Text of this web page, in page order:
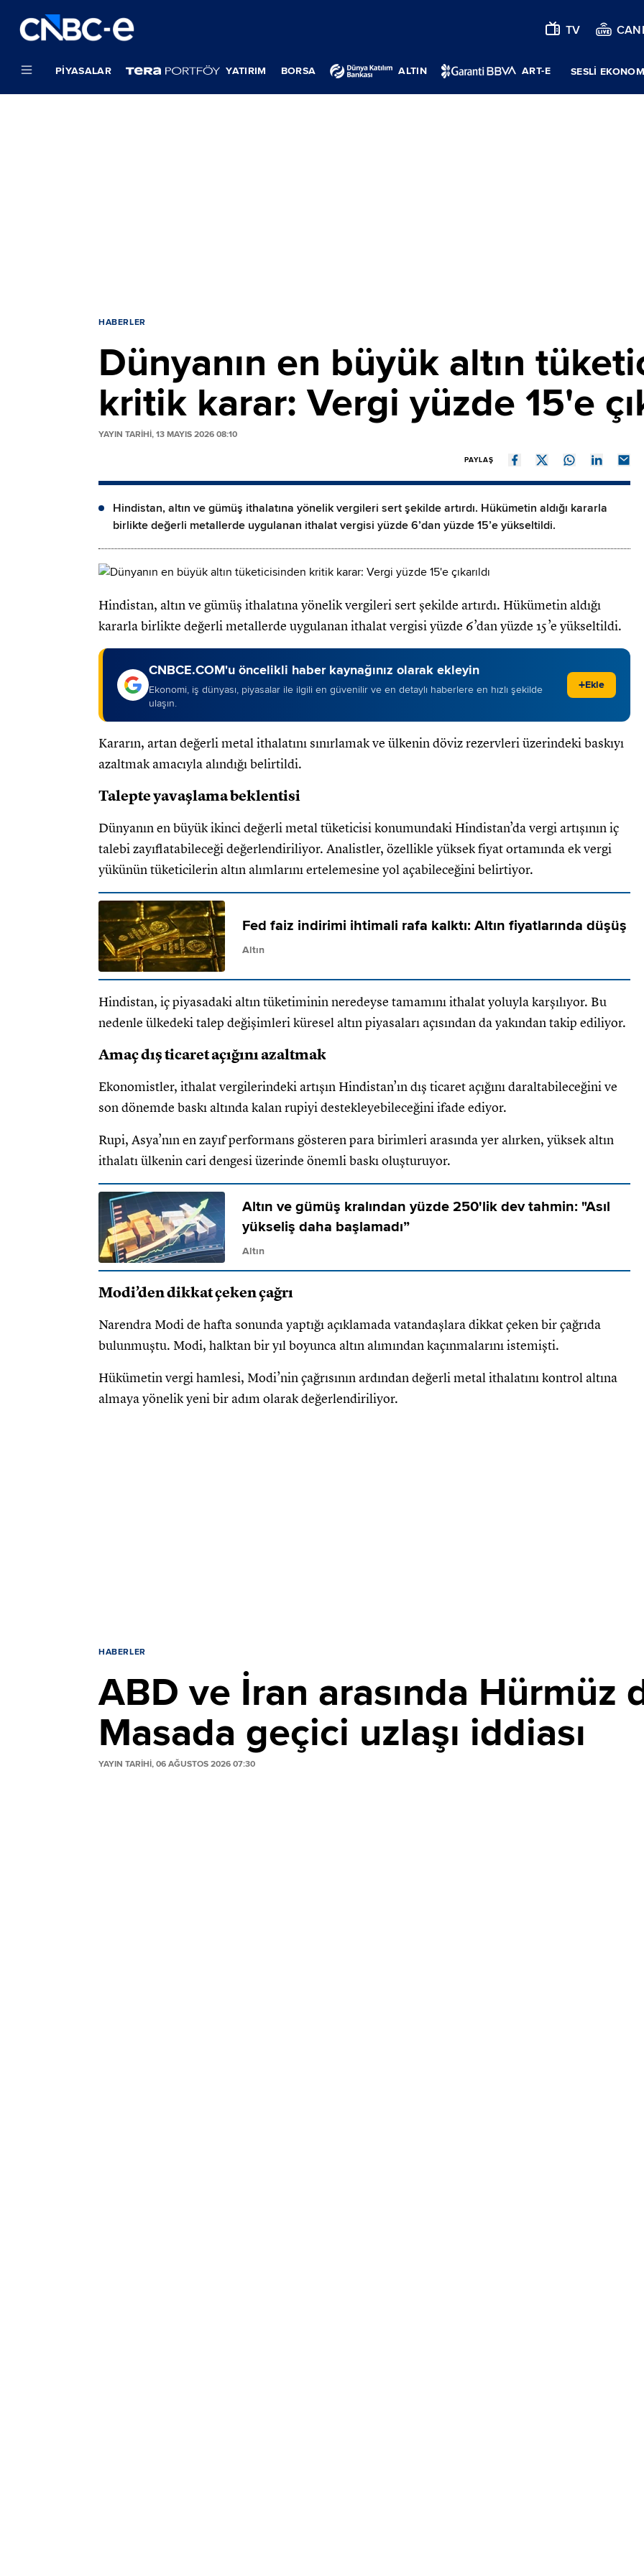
TV
PIYASALAR YATIRIM BORSA ALTIN ART-E SESLİ
HABERLER
Dünyanın en büyük altın
kritik karar: Vergi yüzde 15'e
YAYIN TARİHİ, 13 MAYIS 2026 08:10
PAYLAŞ
Hindistan, altın ve gümüş ithalatına yönelik vergileri sert şekilde artırdı. Hükümetin aldığı kararla
birlikte değerli metallerde uygulanan ithalat vergisi yüzde 6’dan yüzde 15’e yükseltildi.
Hindistan, altın ve gümüş ithalatına yönelik vergileri sert şekilde artırdı. Hükümetin aldığı
kararla birlikte değerli metallerde uygulanan ithalat vergisi yüzde 6’dan yüzde 15’e yükseltildi.
CNBCE.COM'u öncelikli haber kaynağınız olarak ekleyin
Ekonomi, iş dünyası, piyasalar ile ilgili en güvenilir ve en detaylı haberlere en hızlı şekilde
ulaşın.
+Ekle
Kararın, artan değerli metal ithalatını sınırlamak ve ülkenin döviz rezervleri üzerindeki baskıyı
azaltmak amacıyla alındığı belirtildi.
Talepte yavaşlama beklentisi
Dünyanın en büyük ikinci değerli metal tüketicisi konumundaki Hindistan’da vergi artışının iç
talebi zayıflatabileceği değerlendiriliyor. Analistler, özellikle yüksek fiyat ortamında ek vergi
yükünün tüketicilerin altın alımlarını ertelemesine yol açabileceğini belirtiyor.
Fed faiz indirimi ihtimali rafa kalktı: Altın fiyatlarında düşüş
Altın
Hindistan, iç piyasadaki altın tüketiminin neredeyse tamamını ithalat yoluyla karşılıyor. Bu
nedenle ülkedeki talep değişimleri küresel altın piyasaları açısından da yakından takip ediliyor.
Amaç dış ticaret açığını azaltmak
Ekonomistler, ithalat vergilerindeki artışın Hindistan’ın dış ticaret açığını daraltabileceğini ve
son dönemde baskı altında kalan rupiyi destekleyebileceğini ifade ediyor.
Rupi, Asya’nın en zayıf performans gösteren para birimleri arasında yer alırken, yüksek altın
ithalatı ülkenin cari dengesi üzerinde önemli baskı oluşturuyor.
Altın ve gümüş kralından yüzde 250'lik dev tahmin: "Asıl
yükseliş daha başlamadı”
Altın
Modi’den dikkat çeken çağrı
Narendra Modi de hafta sonunda yaptığı açıklamada vatandaşlara dikkat çeken bir çağrıda
bulunmuştu. Modi, halktan bir yıl boyunca altın alımından kaçınmalarını istemişti.
Hükümetin vergi hamlesi, Modi’nin çağrısının ardından değerli metal ithalatını kontrol altına
almaya yönelik yeni bir adım olarak değerlendiriliyor.
HABERLER
ABD ve İran arasında Hürmüz
Masada geçici uzlaşı iddiası
YAYIN TARİHİ, 06 AĞUSTOS 2026 07:30